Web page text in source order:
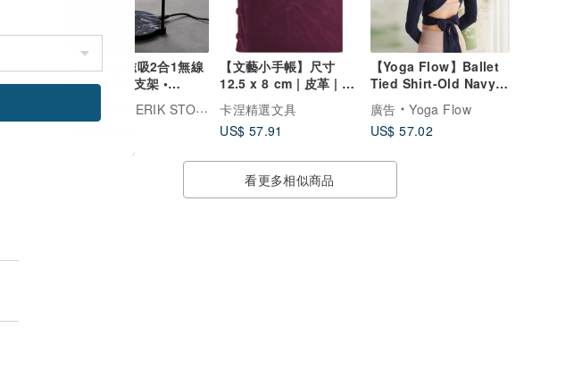
MagSafe磁吸2合1無線
快充充電座支架 •
MATERIK STORY
【文藝小手帳】尺寸
12.5 x 8 cm | 皮革 | 匈
牙利 Bomo | 紫莓
卡涅精選文具
US$ 57.91
【Yoga Flow】Ballet
Tied Shirt-Old Navy
穿搭
廣告
Yoga Flow
US$ 57.02
看更多相似商品